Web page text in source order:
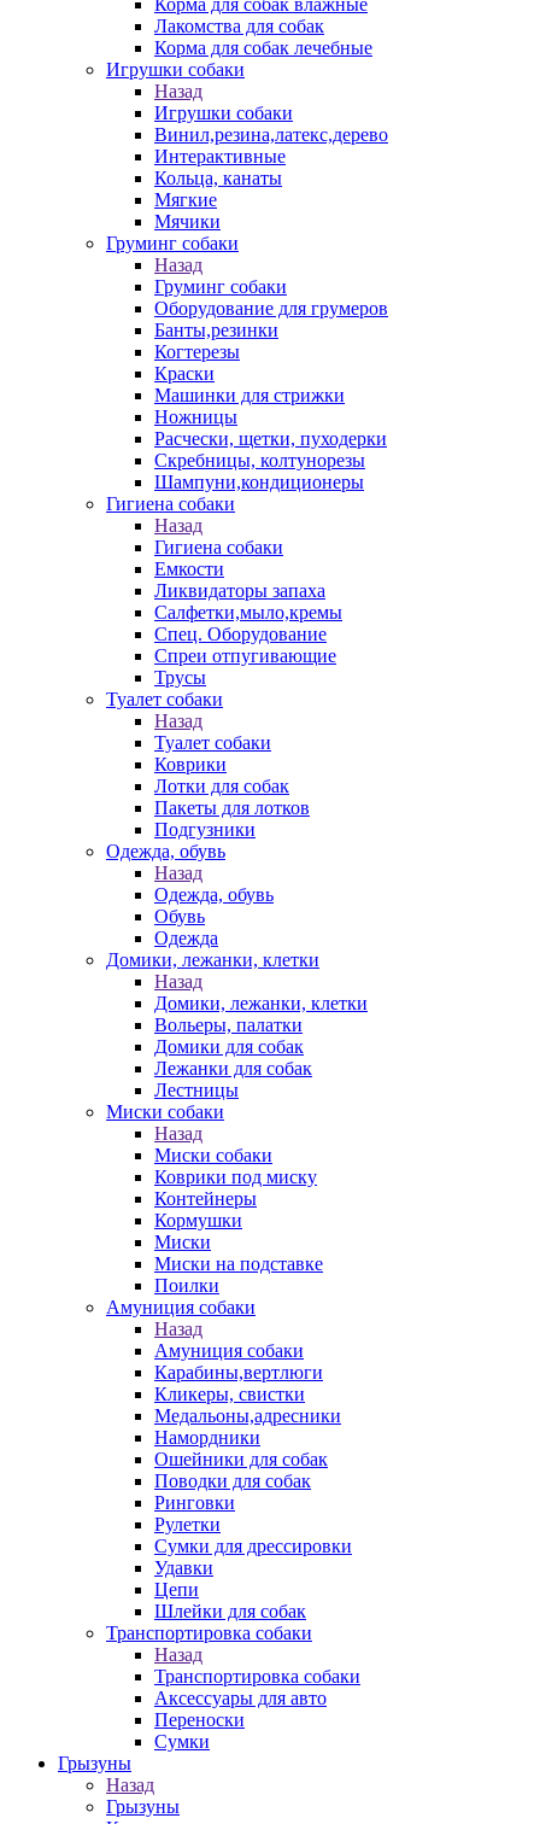
Корма для собак влажные
Лакомства для собак
Корма для собак лечебные
Игрушки собаки
Назад
Игрушки собаки
Винил,резина,латекс,дерево
Интерактивные
Кольца, канаты
Мягкие
Мячики
Груминг собаки
Назад
Груминг собаки
Оборудование для грумеров
Банты,резинки
Когтерезы
Краски
Машинки для стрижки
Ножницы
Расчески, щетки, пуходерки
Скребницы, колтунорезы
Шампуни,кондиционеры
Гигиена собаки
Назад
Гигиена собаки
Емкости
Ликвидаторы запаха
Салфетки,мыло,кремы
Спец. Оборудование
Спреи отпугивающие
Трусы
Туалет собаки
Назад
Туалет собаки
Коврики
Лотки для собак
Пакеты для лотков
Подгузники
Одежда, обувь
Назад
Одежда, обувь
Обувь
Одежда
Домики, лежанки, клетки
Назад
Домики, лежанки, клетки
Вольеры, палатки
Домики для собак
Лежанки для собак
Лестницы
Миски собаки
Назад
Миски собаки
Коврики под миску
Контейнеры
Кормушки
Миски
Миски на подставке
Поилки
Амуниция собаки
Назад
Амуниция собаки
Карабины,вертлюги
Кликеры, свистки
Медальоны,адресники
Намордники
Ошейники для собак
Поводки для собак
Ринговки
Рулетки
Сумки для дрессировки
Удавки
Цепи
Шлейки для собак
Транспортировка собаки
Назад
Транспортировка собаки
Аксессуары для авто
Переноски
Сумки
Грызуны
Назад
Грызуны